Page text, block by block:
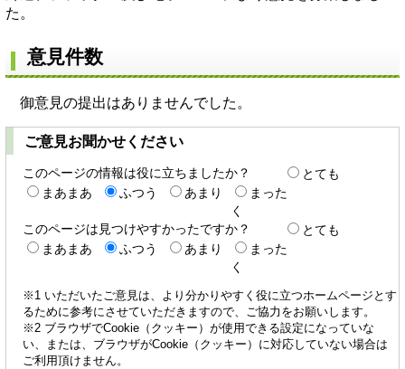
た。
意見件数
御意見の提出はありませんでした。
ご意見お聞かせください
このページの情報は役に立ちましたか？
とても
まあまあ
ふつう あまり
まった
く
このページは見つけやすかったですか？
とても
まあまあ
ふつう あまり
まった
く
※1 いただいたご意見は、より分かりやすく役に立つホームページとす
るために参考にさせていただきますので、ご協力をお願いします。
※2 ブラウザでCookie（クッキー）が使用できる設定になっていな
い、または、ブラウザがCookie（クッキー）に対応していない場合は
ご利用頂けません。